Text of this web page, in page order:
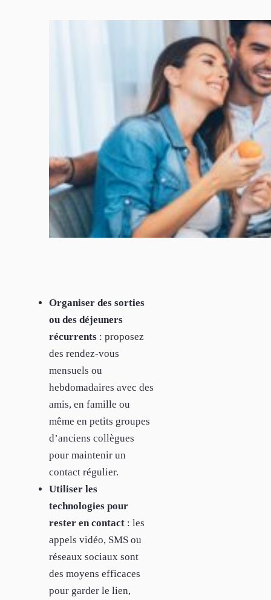
Organiser des sorties
ou des déjeuners
récurrents : proposez
des rendez-vous
mensuels ou
hebdomadaires avec des
amis, en famille ou
même en petits groupes
d’anciens collègues
pour maintenir un
contact régulier.
Utiliser les
technologies pour
rester en contact : les
appels vidéo, SMS ou
réseaux sociaux sont
des moyens efficaces
pour garder le lien,